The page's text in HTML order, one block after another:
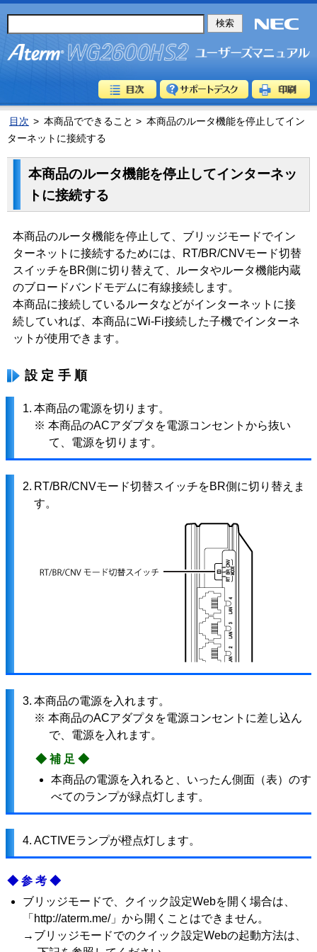
目次 > 本商品でできること > 本商品のルータ機能を停止してイン
ターネットに接続する
本商品のルータ機能を停止してインターネッ
トに接続する
本商品のルータ機能を停止して、ブリッジモードでイン
ターネットに接続するためには、RT/BR/CNVモード切替
スイッチをBR側に切り替えて、ルータやルータ機能内蔵
のブロードバンドモデムに有線接続します。
本商品に接続しているルータなどがインターネットに接
続していれば、本商品にWi-Fi接続した子機でインターネ
ットが使用できます。
設定手順
1. 本商品の電源を切ります。
※ 本商品のACアダプタを電源コンセントから抜い
て、電源を切ります。
2. RT/BR/CNVモード切替スイッチをBR側に切り替えま
す。
3. 本商品の電源を入れます。
※ 本商品のACアダプタを電源コンセントに差し込ん
で、電源を入れます。
◆補足◆
本商品の電源を入れると、いったん側面（表）のす
べてのランプが緑点灯します。
4. ACTIVEランプが橙点灯します。
◆参考◆
ブリッジモードで、クイック設定Webを開く場合は、
「http://aterm.me/」から開くことはできません。
→ブリッジモードでのクイック設定Webの起動方法は、